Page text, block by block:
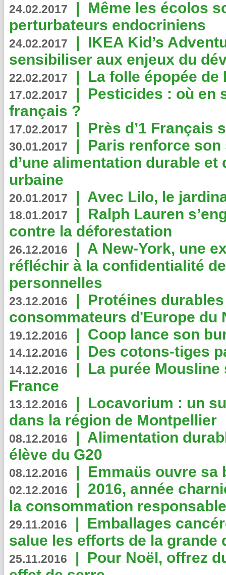
24.02.2017 | Même les écolos
perturbateurs endocriniens
24.02.2017 | IKEA Kid’s
sensibiliser aux enjeux du
22.02.2017 | La folle épopée de
17.02.2017 | Pesticides : où en
français ?
17.02.2017 | Près d’1 Français
30.01.2017 | Paris renforce
d’une alimentation durable et
urbaine
20.01.2017 | Avec Lilo, le
18.01.2017 | Ralph Lauren
contre la déforestation
26.12.2016 | A New-York, une
réfléchir à la confidentialité
personnelles
23.12.2016 | Protéines
consommateurs d'Europe du
19.12.2016 | Coop lance son
14.12.2016 | Des cotons-tiges
14.12.2016 | La purée
France
13.12.2016 | Locavorium : un
dans la région de Montpellier
08.12.2016 | Alimentation
élève du G20
08.12.2016 | Emmaüs ouvre sa
02.12.2016 | 2016, année
la consommation
29.11.2016 | Emballages
salue les efforts de la grande
25.11.2016 | Pour Noël, offrez